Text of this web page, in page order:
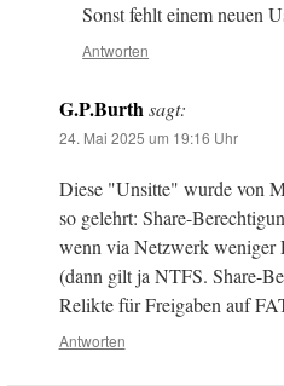
Sonst fehlt einem neuen
Antworten
G.P.Burth sagt:
24. Mai 2025 um 19:16 Uhr
Diese "Unsitte" wurde von
so gelehrt: Share-
wenn via Netzwerk weniger
(dann gilt ja NTFS. Share-
Relikte für Freigaben auf
Antworten